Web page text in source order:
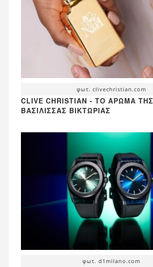
φωτ. clivechristian.com
CLIVE CHRISTIAN - ΤΟ ΆΡΩΜΑ ΤΗΣ
ΒΑΣΊΛΙΣΣΑΣ ΒΙΚΤΏΡΙΑΣ
φωτ. d1milano.com